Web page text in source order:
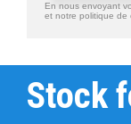
En nous envoyant
et notre politique de
Stock